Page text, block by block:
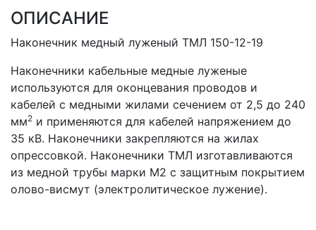
ОПИСАНИЕ
Наконечник медный луженый ТМЛ 150-12-19
Наконечники кабельные медные луженые
используются для оконцевания проводов и
кабелей с медными жилами сечением от 2,5 до 240
мм2 и применяются для кабелей напряжением до
35 кВ. Наконечники закрепляются на жилах
опрессовкой. Наконечники ТМЛ изготавливаются
из медной трубы марки М2 с защитным покрытием
олово-висмут (электролитическое лужение).